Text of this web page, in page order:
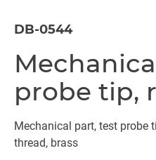
DB-0544
probe tip,
Mechanical part, test probe
thread, brass